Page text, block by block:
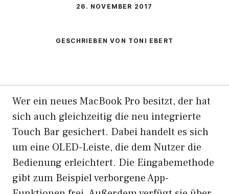
26. NOVEMBER 2017
GESCHRIEBEN VON TONI EBERT
Wer ein neues MacBook Pro besitzt, der hat
sich auch gleichzeitig die neu integrierte
Touch Bar gesichert. Dabei handelt es sich
um eine OLED-Leiste, die dem Nutzer die
Bedienung erleichtert. Die Eingabemethode
gibt zum Beispiel verborgene App-